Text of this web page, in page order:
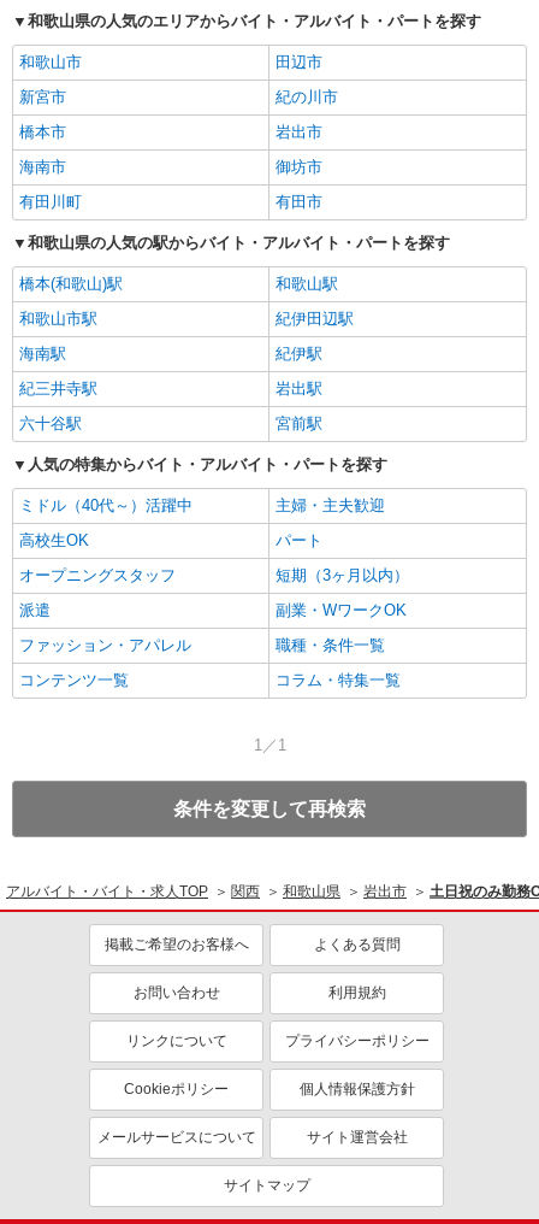
ホテル・ブライダル・葬祭1,200円
岩出市の他の職種の平均時給を見る
和歌山県の人気のエリアからバイト・アルバイト・パートを探す
和歌山市
田辺市
新宮市
紀の川市
橋本市
岩出市
海南市
御坊市
有田川町
有田市
和歌山県の人気の駅からバイト・アルバイト・パートを探す
橋本(和歌山)駅
和歌山駅
和歌山市駅
紀伊田辺駅
海南駅
紀伊駅
紀三井寺駅
岩出駅
六十谷駅
宮前駅
人気の特集からバイト・アルバイト・パートを探す
ミドル（40代～）活躍中
主婦・主夫歓迎
高校生OK
パート
オープニングスタッフ
短期（3ヶ月以内）
派遣
副業・WワークOK
ファッション・アパレル
職種・条件一覧
コンテンツ一覧
コラム・特集一覧
1／1
条件を変更して再検索
アルバイト・バイト・求人TOP 関西 和歌山県 岩出市 土日祝のみ勤務
掲載ご希望のお客様へ よくある質問
お問い合わせ 利用規約
リンクについて プライバシーポリシー
Cookieポリシー 個人情報保護方針
メールサービスについて サイト運営会社
サイトマップ